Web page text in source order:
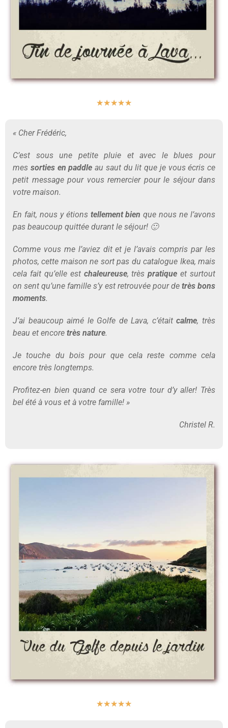
★★★★★
« Cher Frédéric,
C’est sous une petite pluie et avec le blues pour
mes sorties en paddle au saut du lit que je vous écris ce
petit message pour vous remercier pour le séjour dans
votre maison.
En fait, nous y étions tellement bien que nous ne l’avons
pas beaucoup quittée durant le séjour! 🙂
Comme vous me l’aviez dit et je l’avais compris par les
photos, cette maison ne sort pas du catalogue Ikea, mais
cela fait qu’elle est chaleureuse, trèspratiqueet surtout
on sent qu’une famille s’y est retrouvée pour de très bons
moments.
J’ai beaucoup aimé le Golfe de Lava, c’étaitcalme, très
beau et encore très nature.
Je touche du bois pour que cela reste comme cela
encore très longtemps.
Profitez-en bien quand ce sera votre tour d’y aller! Très
bel été à vous et à votre famille! »
Christel R.
★★★★★